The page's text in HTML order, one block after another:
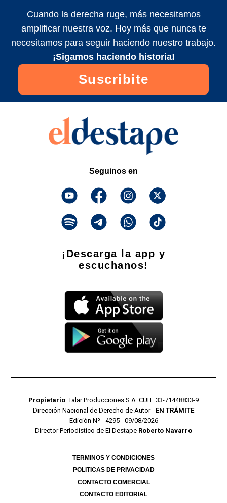
Cuando la derecha ruge, más necesitamos
amplificar nuestra voz. Hoy más que nunca te
necesitamos para seguir haciendo nuestro trabajo.
¡Sigamos haciendo historia!
Suscribite
Seguinos en
¡Descarga la app y
escuchanos!
Propietario: Talar Producciones S.A. CUIT: 33-71448833-9
Dirección Nacional de Derecho de Autor - EN TRÁMITE
Edición Nº - 4295 - 09/08/2026
Director Periodístico de El Destape Roberto Navarro
TERMINOS Y CONDICIONES
POLITICAS DE PRIVACIDAD
CONTACTO COMERCIAL
CONTACTO EDITORIAL